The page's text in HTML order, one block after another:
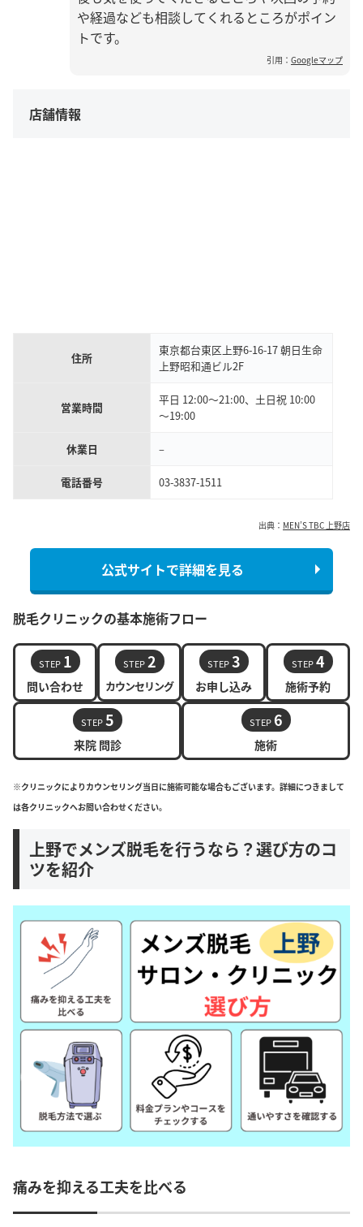
や経過なども相談してくれるところがポイン
トです。
引用： Googleマップ
店舗情報
住所
東京都台東区上野6-16-17 朝日生命
上野昭和通ビル2F
営業時間
平日 12:00～21:00、土日祝 10:00
～19:00
休業日 –
電話番号 03-3837-1511
出典： MEN’S TBC 上野店
公式サイトで詳細を見る
脱毛クリニックの基本施術フロー
STEP 1
問い合わせ
STEP 2
カウンセリング
STEP 3
お申し込み
STEP 4
施術予約
STEP 5
来院 問診
STEP 6
施術
※クリニックによりカウンセリング当日に施術可能な場合もございます。詳細につきまして
は各クリニックへお問い合わせください。
上野でメンズ脱毛を行うなら？選び方のコ
ツを紹介
痛みを抑える工夫を比べる